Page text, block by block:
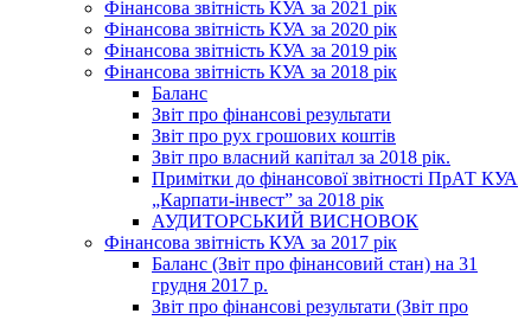
Фінансова звітність КУА за 2021 рік
Фінансова звітність КУА за 2020 рік
Фінансова звітність КУА за 2019 рік
Фінансова звітність КУА за 2018 рік
Баланс
Звіт про фінансові результати
Звіт про рух грошових коштів
Звіт про власний капітал за 2018 рік.
Примітки до фінансової звітності ПрАТ КУА
„Карпати-інвест” за 2018 рік
АУДИТОРСЬКИЙ ВИСНОВОК
Фінансова звітність КУА за 2017 рік
Баланс (Звіт про фінансовий стан) на 31
грудня 2017 р.
Звіт про фінансові результати (Звіт про